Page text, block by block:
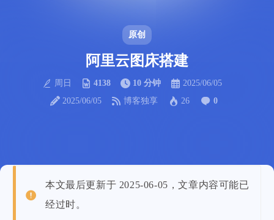
原创
阿里云图床搭建
周日 4138 10 分钟
2025/06/05
2025/06/05
博客独享 26 0
本文最后更新于 2025-06-05，文章内容可能已
经过时。